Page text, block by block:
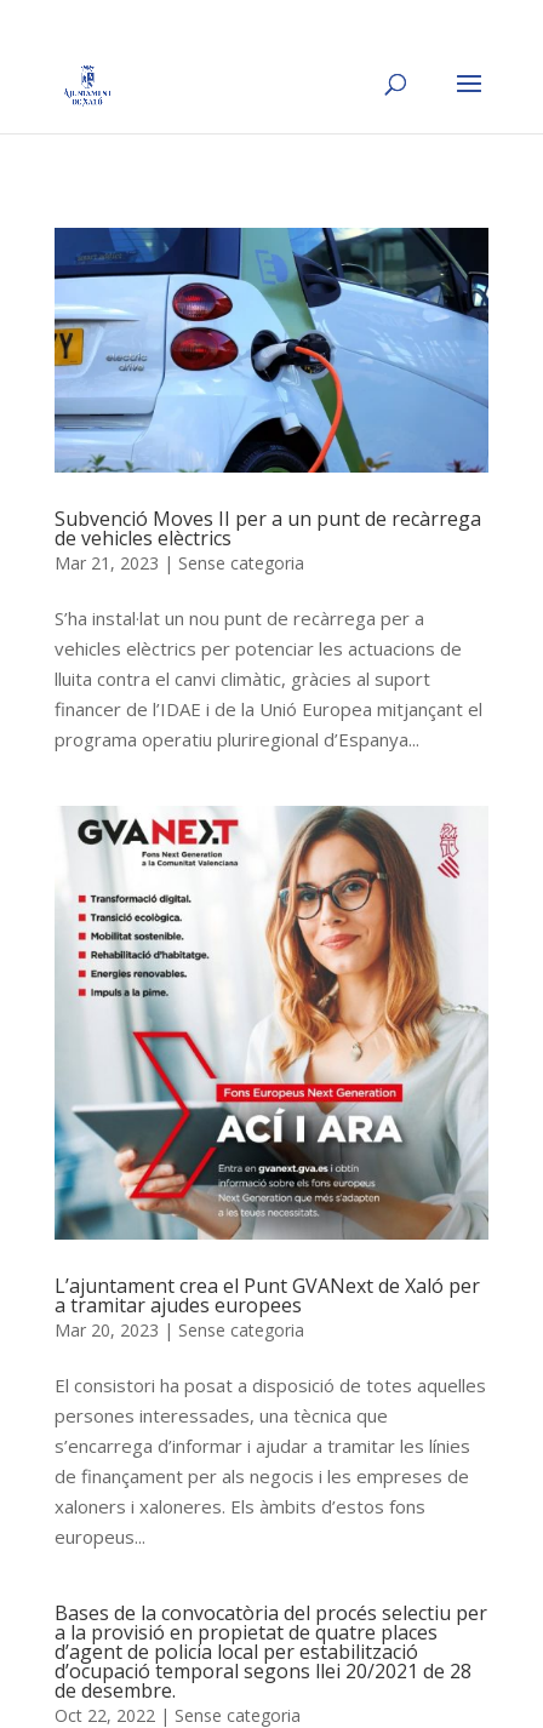
Subvenció Moves II per a un punt de recàrrega
de vehicles elèctrics
Mar 21, 2023 | Sense categoria
S’ha instal·lat un nou punt de recàrrega per a
vehicles elèctrics per potenciar les actuacions de
lluita contra el canvi climàtic, gràcies al suport
financer de l’IDAE i de la Unió Europea mitjançant el
programa operatiu pluriregional d’Espanya...
L’ajuntament crea el Punt GVANext de Xaló per
a tramitar ajudes europees
Mar 20, 2023 | Sense categoria
El consistori ha posat a disposició de totes aquelles
persones interessades, una tècnica que
s’encarrega d’informar i ajudar a tramitar les línies
de finançament per als negocis i les empreses de
xaloners i xaloneres. Els àmbits d’estos fons
europeus...
Bases de la convocatòria del procés selectiu per
a la provisió en propietat de quatre places
d’agent de policia local per estabilització
d’ocupació temporal segons llei 20/2021 de 28
de desembre.
Oct 22, 2022| Sense categoria